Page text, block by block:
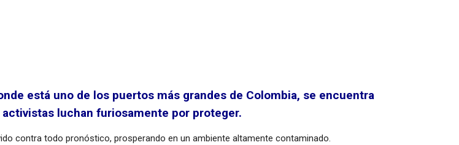
está uno de los puertos más grandes de Colombia, se encuentra
luchan furiosamente por proteger.
contra todo pronóstico, prosperando en un ambiente altamente contaminado.